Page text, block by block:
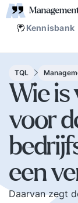
Kennisbank
TQL
Wie is
voor
een
Daarvan zegt